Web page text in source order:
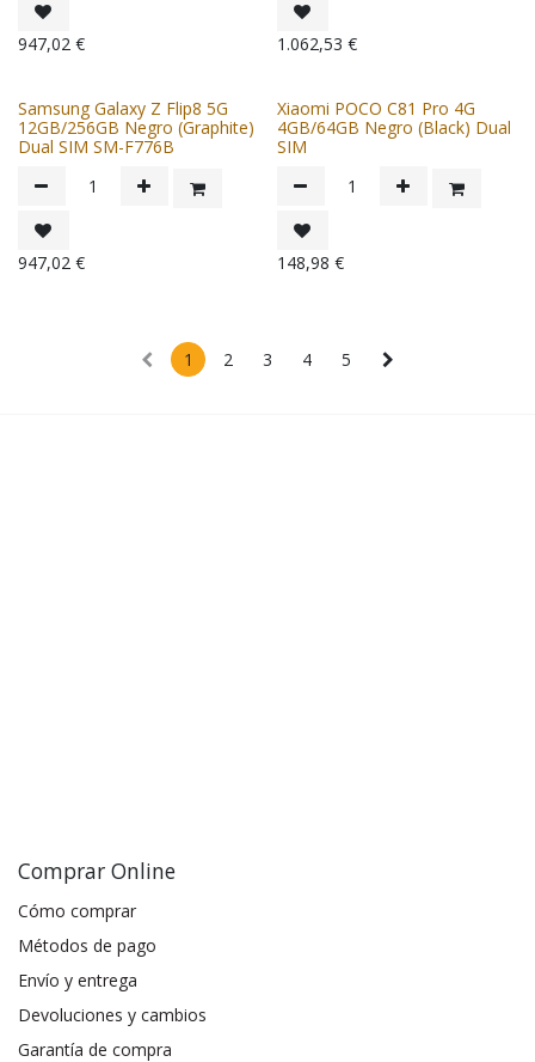
947,02 € 1.062,53 €
Samsung Galaxy Z Flip8 5G
12GB/256GB Negro (Graphite)
Dual SIM SM-F776B
947,02 €
Xiaomi POCO C81 Pro 4G
4GB/64GB Negro (Black) Dual
SIM
148,98 €
1 2 3 4 5
Comprar Online
Cómo comprar
Métodos de pago
Envío y entrega
Devoluciones y cambios
Garantía de compra